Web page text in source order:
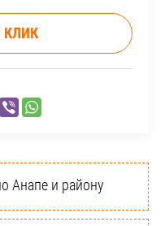
КЛИК
Анапе и району